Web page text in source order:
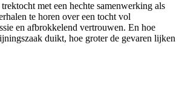
met een hechte samenwerking als
te horen over een tocht vol
en afbrokkelend vertrouwen. En hoe
duikt, hoe groter de gevaren lijken